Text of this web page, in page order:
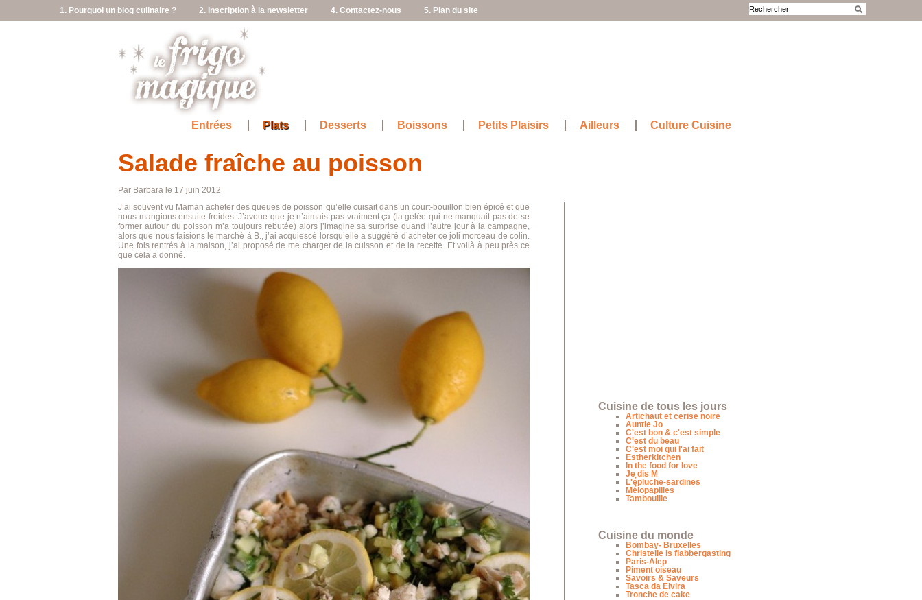
1. Pourquoi un blog culinaire ? 2. Inscription à la newsletter 4. Contactez-nous 5. Plan du site
Entrées Plats Desserts Boissons Petits Plaisirs Ailleurs Culture Cuisine
Salade fraîche au poisson
Par Barbara le 17 juin 2012
J’ai souvent vu Maman acheter des queues de poisson qu’elle cuisait dans un court-bouillon bien épicé et que
nous mangions ensuite froides. J’avoue que je n’aimais pas vraiment ça (la gelée qui ne manquait pas de se
former autour du poisson m’a toujours rebutée) alors j’imagine sa surprise quand l’autre jour à la campagne,
alors que nous faisions le marché à B., j’ai acquiescé lorsqu’elle a suggéré d’acheter ce joli morceau de colin.
Une fois rentrés à la maison, j’ai proposé de me charger de la cuisson et de la recette. Et voilà à peu près ce
que cela a donné.
Cuisine de tous les jours
Artichaut et cerise noire
Auntie Jo
C'est bon & c'est simple
C'est du beau
C'est moi qui l'ai fait
Estherkitchen
In the food for love
Je dis M
L'épluche-sardines
Mélopapilles
Tambouille
Cuisine du monde
Bombay- Bruxelles
Christelle is flabbergasting
Paris-Alep
Piment oiseau
Savoirs & Saveurs
Tasca da Elvira
Tronche de cake